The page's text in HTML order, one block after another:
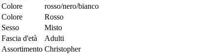
Colore
rosso/nero/bianco
Colore
Rosso
Sesso
Misto
Fascia d'età
Adulti
Assortimento Christopher